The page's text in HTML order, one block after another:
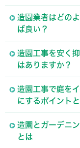
造園業者はどの
ば良い？
造園工事を安く
はありますか？
造園工事で庭を
にするポイント
造園とガーデニ
とは